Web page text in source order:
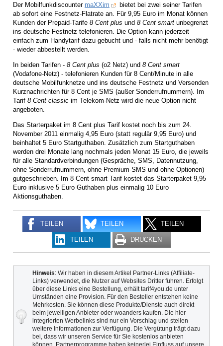
Der Mobilfunkdiscounter maXXim
bietet bei zwei seiner Tarifen
ab sofort eine Festnetz-Flatrate an. Für 9,95 Euro im Monat können
Kunden der Prepaid-Tarife 8 Cent plus und 8 Cent smart unbegrenzt
ins deutsche Festnetz telefonieren. Die Option kann jederzeit
einfach zum Handytarif dazu gebucht und - falls nicht mehr benötigt
- wieder abbestellt werden.
In beiden Tarifen - 8 Cent plus (o2 Netz) und 8 Cent smart
(Vodafone-Netz) - telefonieren Kunden für 8 Cent/Minute in alle
deutsche Mobilfunknetze und ins deutsche Festnetz und Versenden
Kurznachrichten für 8 Cent je SMS (außer Sonderrufnummern). Im
Tarif 8 Cent classic im Telekom-Netz wird die neue Option nicht
angeboten.
Das Starterpaket im 8 Cent plus Tarif kostet noch bis zum 24.
November 2011 einmalig 4,95 Euro (statt regulär 9,95 Euro) und
beinhaltet 5 Euro Startguthaben. Zusätzlich zum Startguthaben
werden drei Monate lang nochmals jeden Monat 15 Euro, die jeweils
für alle Standardverbindungen (Gespräche, SMS, Datennutzung,
ohne Sonderrufnummern, ohne Premium-SMS und ohne Optionen)
gutgeschrieben. Im 8 Cent smart Tarif kostet das Starterpaket 9,95
Euro inklusive 5 Euro Guthaben plus einmalig 10 Euro
Aktionsguthaben.
TEILEN TEILEN TEILEN
TEILEN DRUCKEN
Hinweis: Wir haben in diesem Artikel Partner-Links (Affiliate-
Links) verwendet, die Nutzer auf Websites Dritter führen. Erfolgt
über diese Links eine Bestellung, erhält tarif4you.de unter
Umständen eine Provision. Für den Besteller entstehen keine
Mehrkosten. Sie können diese Produkte/Dienste auch direkt
beim jeweiligen Anbieter oder woanders kaufen. Die hier
integrierten Werbelinks sind nur ein Vorschlag und stellen
weitere Informationen zur Verfügung. Die Vergütung trägt dazu
bei, dass wir unseren Service für Sie kostenlos anbieten
können. Partnerprogramme haben keinerlei Einfluss auf unsere